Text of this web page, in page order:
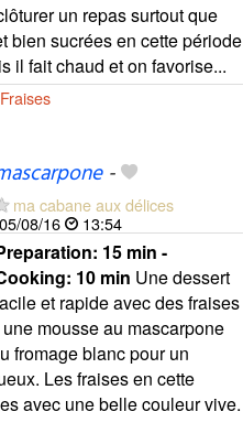
un repas surtout que
bien sucrées en cette période
il fait chaud et on favorise...
Fraises
-
ma cabane aux délices
05/08/16
13:54
15 min -
10 min Une dessert
et rapide avec des fraises
une mousse au mascarpone
fromage blanc pour un
Les fraises en cette
avec une belle couleur vive.